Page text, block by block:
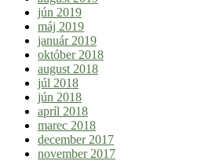
jún 2019
máj 2019
január 2019
október 2018
august 2018
júl 2018
jún 2018
apríl 2018
marec 2018
december 2017
november 2017